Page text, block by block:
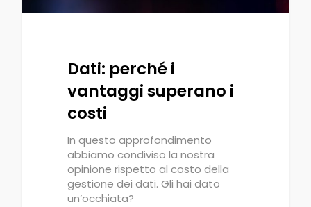
Dati: perché i
vantaggi superano i
costi
In questo approfondimento
abbiamo condiviso la nostra
opinione rispetto al costo della
gestione dei dati. Gli hai dato
un’occhiata?